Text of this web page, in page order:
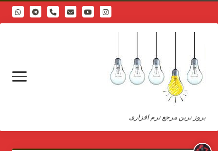
phone
بروز ترین مرجع نرم افزاری
open
menu
درباره